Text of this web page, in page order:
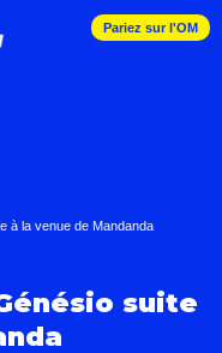
Pariez sur l'OM
à la venue de Mandanda
suite